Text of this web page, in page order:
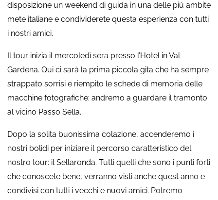
disposizione un weekend di guida in una delle più ambite
mete italiane e condividerete questa esperienza con tutti
i nostri amici.
Il tour inizia il mercoledì sera presso l’Hotel in Val
Gardena. Qui ci sarà la prima piccola gita che ha sempre
strappato sorrisi e riempito le schede di memoria delle
macchine fotografiche: andremo a guardare il tramonto
al vicino Passo Sella.
Dopo la solita buonissima colazione, accenderemo i
nostri bolidi per iniziare il percorso caratteristico del
nostro tour: il Sellaronda. Tutti quelli che sono i punti forti
che conoscete bene, verranno visti anche quest anno e
condivisi con tutti i vecchi e nuovi amici. Potremo